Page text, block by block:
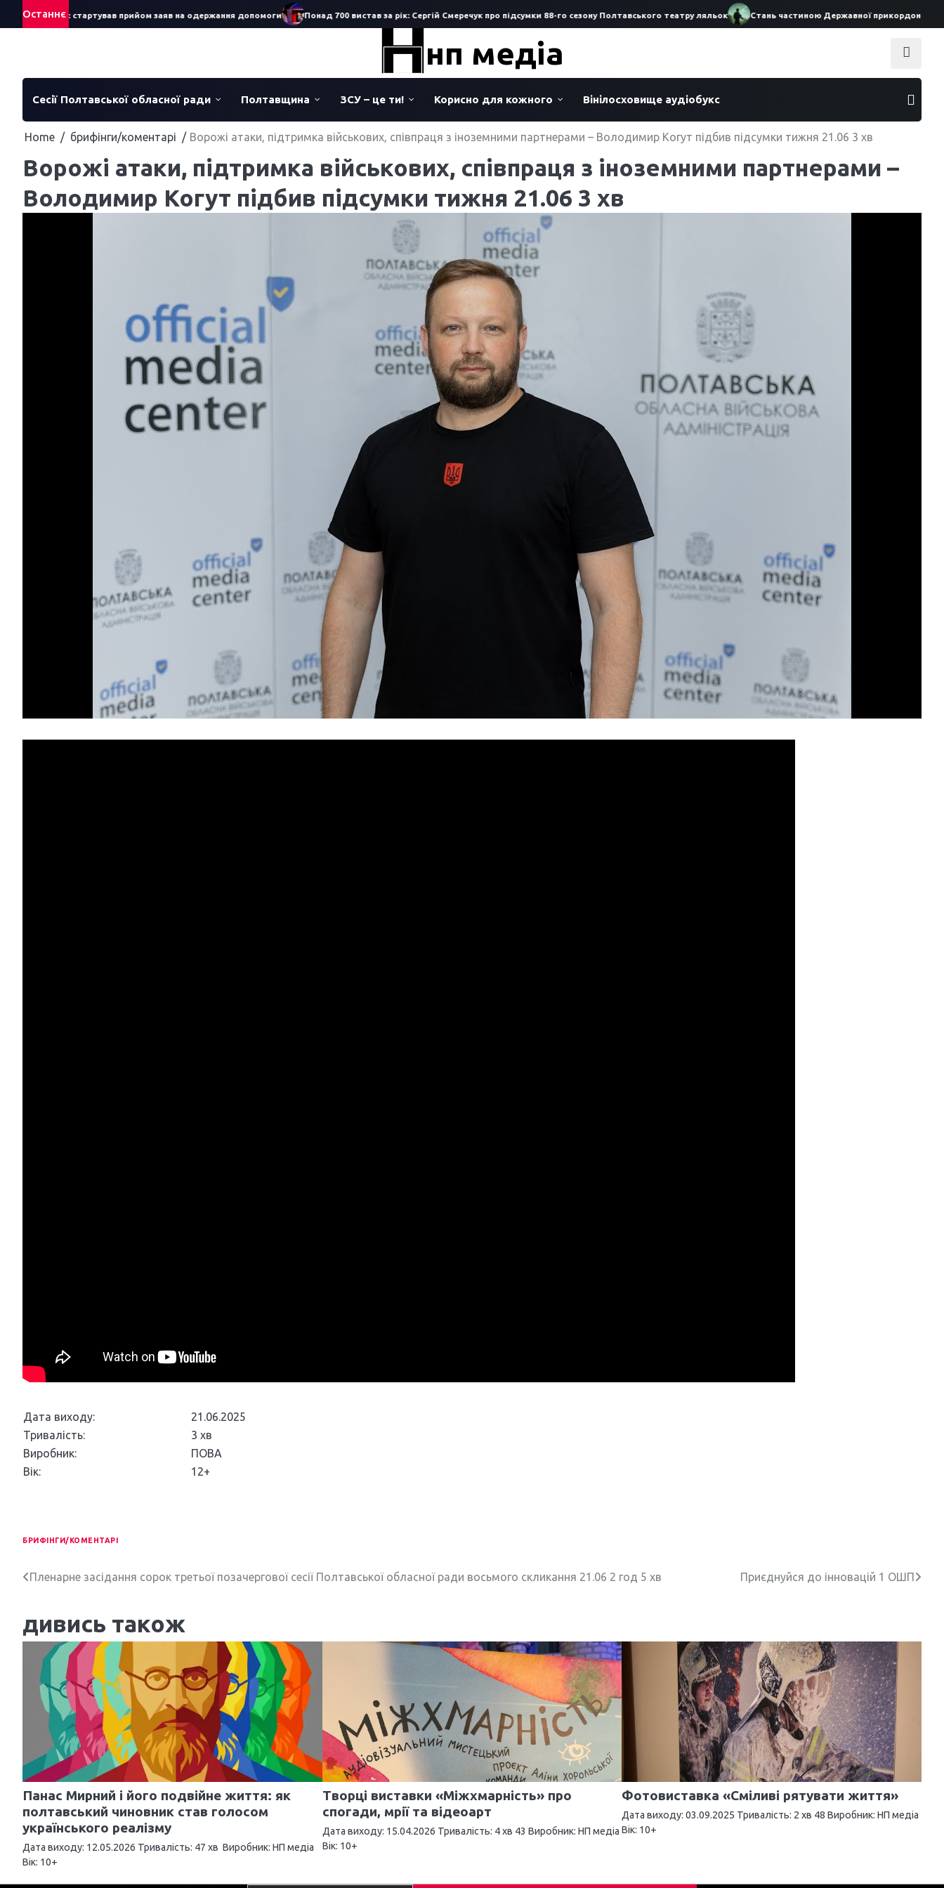
Останнє
– 2026: стартував прийом заяв на одержання допомоги Понад 700 вистав за рік: Сергій Смеречук про підсумки 88-го сезону Полтавського театру ляльок Стань частиною Державної прикордонної
нп медіа
Сесії Полтавської обласної ради Полтавщина ЗСУ – це ти! Корисно для кожного Вінілосховище аудіобукс
Home брифінги/коментарі Ворожі атаки, підтримка військових, співпраця з іноземними партнерами – Володимир Когут підбив підсумки тижня 21.06 3 хв
Ворожі атаки, підтримка військових, співпраця з іноземними партнерами –
Володимир Когут підбив підсумки тижня 21.06 3 хв
Дата виходу:
21.06.2025
Тривалість:
3 хв
Виробник:
ПОВА
Вік:
12+
БРИФІНГИ/КОМЕНТАРІ
Н
в
я
з
а
п
и
Пленарне засідання сорок третьої позачергової сесії Полтавської обласної ради восьмого скликання 21.06 2 год 5 хв Приєднуйся до інновацій 1 ОШП
дивись також
Панас Мирний і його подвійне життя: як
полтавський чиновник став голосом
українського реалізму
Дата виходу: 12.05.2026 Тривалість: 47 хв Виробник: НП медіа
Вік: 10+
Творці виставки «Міжхмарність» про
спогади, мрії та відеоарт
Дата виходу: 15.04.2026 Тривалість: 4 хв 43 Виробник: НП медіа
Вік: 10+
Фотовиставка «Сміливі рятувати життя»
Дата виходу: 03.09.2025 Тривалість: 2 хв 48 Виробник: НП медіа
Вік: 10+